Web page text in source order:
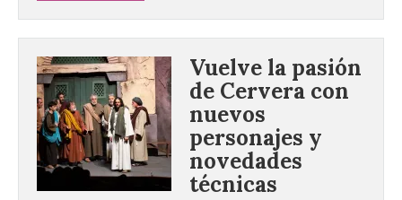
Vuelve la pasión
de Cervera con
nuevos
personajes y
novedades
técnicas